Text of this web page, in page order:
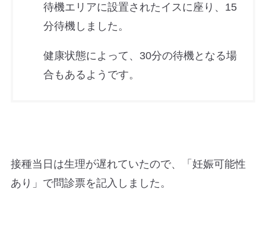
待機エリアに設置されたイスに座り、15
分待機しました。
健康状態によって、30分の待機となる場
合もあるようです。
接種当日は生理が遅れていたので、「妊娠可能性
あり」で問診票を記入しました。